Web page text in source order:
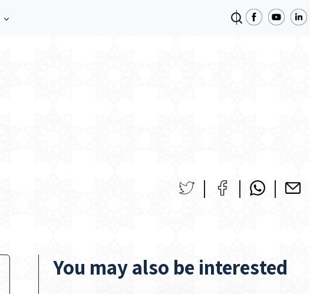
You may also be interested